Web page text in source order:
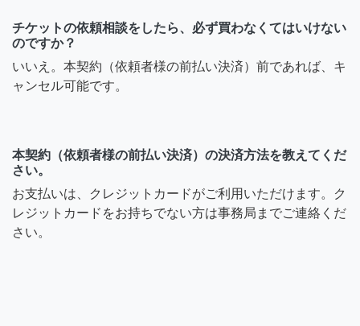
チケットの依頼相談をしたら、必ず買わなくてはいけない
のですか？
いいえ。本契約（依頼者様の前払い決済）前であれば、キ
ャンセル可能です。
本契約（依頼者様の前払い決済）の決済方法を教えてくだ
さい。
お支払いは、クレジットカードがご利用いただけます。ク
レジットカードをお持ちでない方は事務局までご連絡くだ
さい。